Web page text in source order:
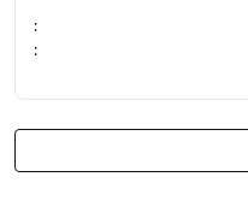
- BPOM Certified
:
: